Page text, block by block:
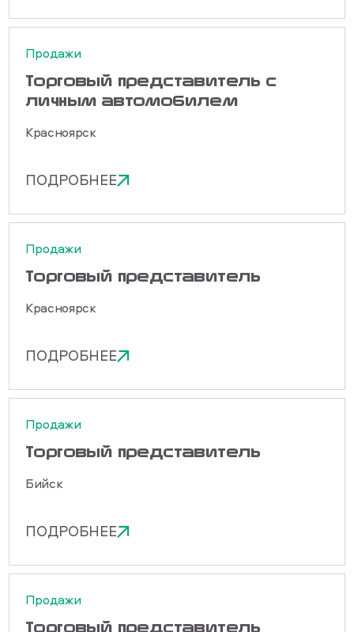
Продажи
Торговый представитель с
личным автомобилем
Красноярск
ПОДРОБНЕЕ
Продажи
Торговый представитель
Красноярск
ПОДРОБНЕЕ
Продажи
Торговый представитель
Бийск
ПОДРОБНЕЕ
Продажи
Торговый представитель